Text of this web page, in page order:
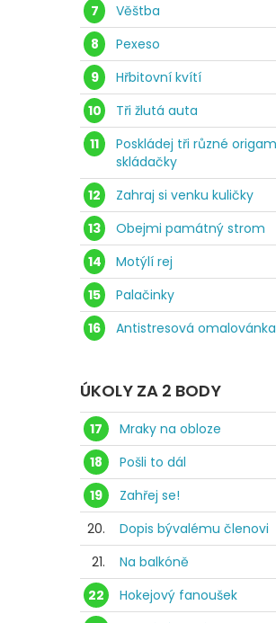
7
Věštba
8
Pexeso
9
Hřbitovní kvítí
10
Tři žlutá auta
11
Poskládej tři různé
skládačky
12
Zahraj si venku kuličky
13
Obejmi památný strom
14
Motýlí rej
15
Palačinky
16
Antistresová omalovánka
ÚKOLY ZA 2 BODY
17
Mraky na obloze
18
Pošli to dál
19
Zahřej se!
20.
Dopis bývalému členovi
21.
Na balkóně
22
Hokejový fanoušek